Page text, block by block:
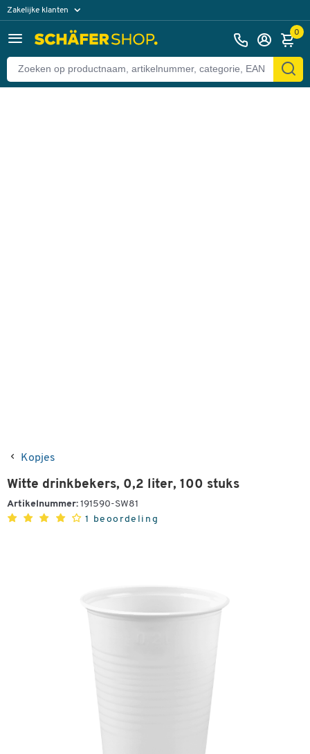
Zakelijke klanten
Particuliere klanten 0
Kopjes
Witte drinkbekers, 0,2 liter, 100 stuks
Artikelnummer: 191590-SW81
1 beoordeling
Terug